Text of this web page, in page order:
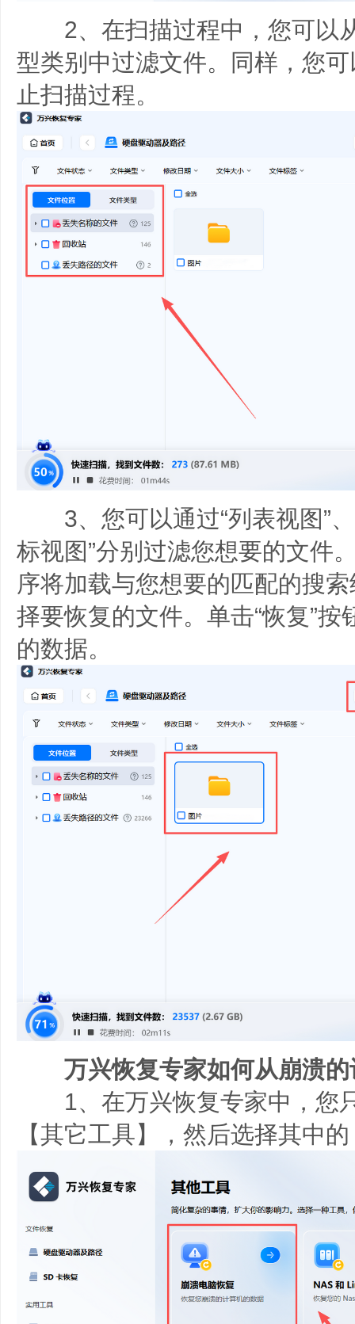
2、在扫描过程中，您可以
型类别中过滤文件。同样，您
止扫描过程。
3、您可以通过“列表视图”、
标视图”分别过滤您想要的文件
序将加载与您想要的匹配的搜
择要恢复的文件。单击“恢复”
的数据。
万兴恢复专家如何从崩溃
1、在万兴恢复专家中，您
【其它工具】，然后选择其中